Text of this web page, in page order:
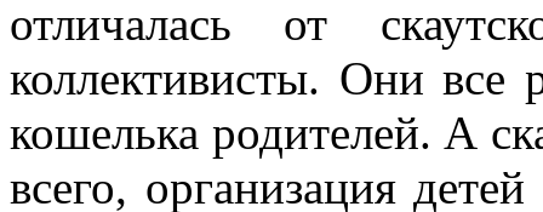
отличалась от
коллективисты. Они все
кошелька родителей. А
всего, организация